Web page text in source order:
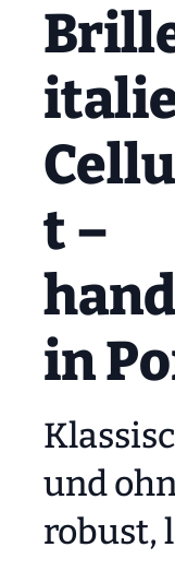
t –
in
und
robust,